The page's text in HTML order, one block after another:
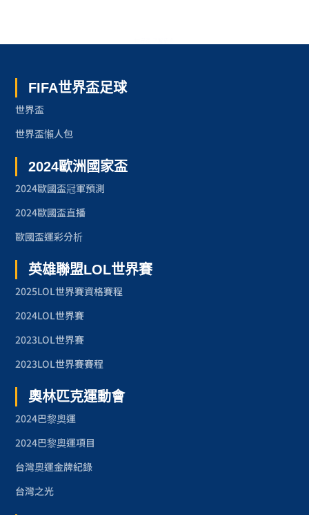
FIFA世界盃足球
世界盃
世界盃懶人包
2024歐洲國家盃
2024歐國盃冠軍預測
2024歐國盃直播
歐國盃運彩分析
英雄聯盟LOL世界賽
2025LOL世界賽資格賽程
2024LOL世界賽
2023LOL世界賽
2023LOL世界賽賽程
奧林匹克運動會
2024巴黎奧運
2024巴黎奧運項目
台灣奧運金牌紀錄
台灣之光